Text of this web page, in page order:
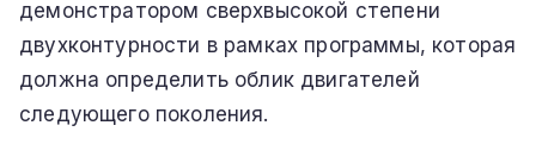
демонстратором сверхвысокой степени
двухконтурности в рамках программы, которая
должна определить облик двигателей
следующего поколения.